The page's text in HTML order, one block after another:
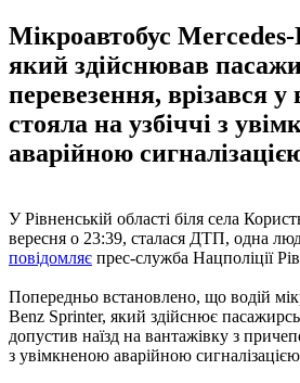
Мікроавтобус
який здійснював
перевезення, врізався
стояла на узбіччі з
аварійною
У Рівненській області біля села
вересня о 23:39, сталася ДТП, одна
повідомляє прес-служба Нацполіції
Попередньо встановлено, що водій
Benz Sprinter, який здійснює
допустив наїзд на вантажівку з
з увімкненою аварійною